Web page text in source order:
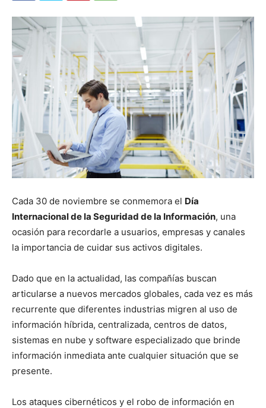
Cada 30 de noviembre se conmemora el Día
Internacional de la Seguridad de la Información, una
ocasión para recordarle a usuarios, empresas y canales
la importancia de cuidar sus activos digitales.
Dado que en la actualidad, las compañías buscan
articularse a nuevos mercados globales, cada vez es más
recurrente que diferentes industrias migren al uso de
información híbrida, centralizada, centros de datos,
sistemas en nube y software especializado que brinde
información inmediata ante cualquier situación que se
presente.
Los ataques cibernéticos y el robo de información en